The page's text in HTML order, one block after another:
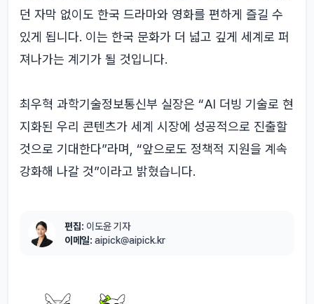
던 자막 없이도 한국 드라마와 영화를 편하게 즐길 수
있게 됩니다. 이는 한국 문화가 더 넓고 깊게 세계로 퍼
져나가는 계기가 될 것입니다.
최우혁 과학기술정보통신부 실장은 “AI 더빙 기술로 현
지화된 우리 콘텐츠가 세계 시장에 성공적으로 진출할
것으로 기대한다”라며, “앞으로도 정책적 지원을 계속
강화해 나갈 것”이라고 밝혔습니다.
편집: 이도윤 기자
이메일: aipick@aipick.kr